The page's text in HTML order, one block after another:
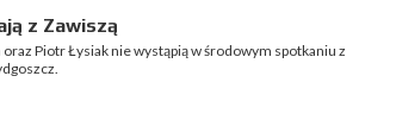
z Zawiszą
Piotr Łysiak nie wystąpią w środowym spotkaniu z